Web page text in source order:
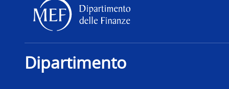
Dipartimento delle
Dipartimento